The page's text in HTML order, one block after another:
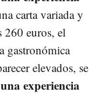
carta variada y
260 euros, el
gastronómica
elevados, se
experiencia